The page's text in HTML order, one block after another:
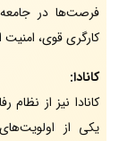
فرصت‌ها در
کارگری قوی،
کانادا:
کانادا نیز از
یکی از